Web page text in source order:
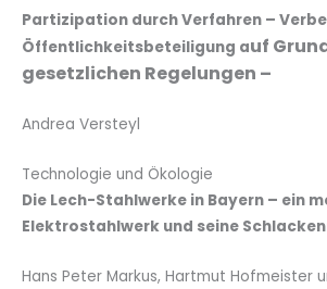
Partizipation durch Verfahren –
Öffentlichkeitsbeteiligung auf
gesetzlichen Regelungen –
Andrea Versteyl
Technologie und Ökologie
Die Lech-Stahlwerke in Bayern – ein
Elektrostahlwerk und seine
Hans Peter Markus, Hartmut Hofmeister